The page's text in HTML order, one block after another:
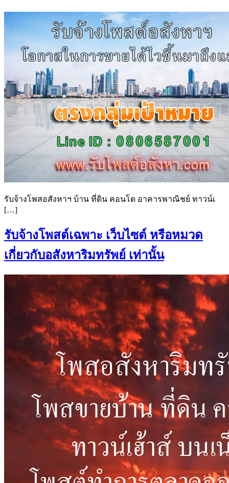
รับจ้างโพสอสังหาฯ บ้าน ที่ดิน คอนโด อาคารพาณิชย์ ทาวน์เ
[…]
รับจ้างโพสต์เฉพาะ เว็บไซต์ หรือหมวด
เกี่ยวกับอสังหาริมทรัพย์ เท่านั้น